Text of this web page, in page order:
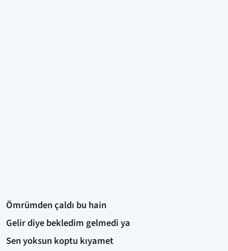
Ömrümden çaldı bu hain
Gelir diye bekledim gelmedi ya
Sen yoksun koptu kıyamet